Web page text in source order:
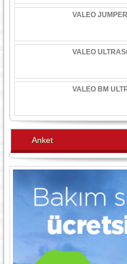
VALEO
VALEO
VALEO BM
Anket